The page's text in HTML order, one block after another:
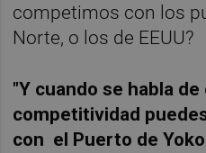
competimos con los
Norte, o los de EEUU?
"Y cuando se habla
competitividad
con el Puerto de